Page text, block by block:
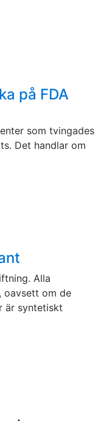
på FDA
som tvingades
Det handlar om
Alla
oavsett om de
är syntetiskt